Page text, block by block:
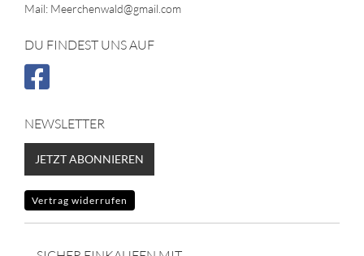
Mail: Meerchenwald@gmail.com
DU FINDEST UNS AUF
NEWSLETTER
JETZT ABONNIEREN
Vertrag widerrufen